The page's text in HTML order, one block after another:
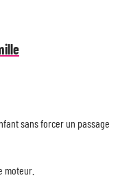
sans forcer un passage
moteur.